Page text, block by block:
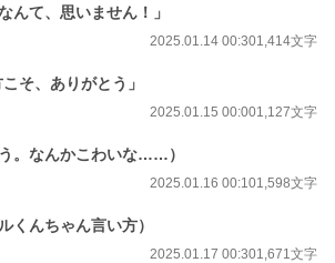
んて、思いません！」
2025.01.14 00:301,414文字
こそ、ありがとう」
2025.01.15 00:001,127文字
。なんかこわいな……）
2025.01.16 00:101,598文字
くんちゃん言い方）
2025.01.17 00:301,671文字